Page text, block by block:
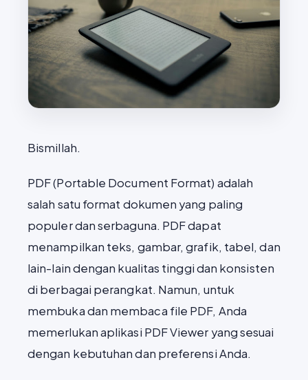
Bismillah.
PDF (Portable Document Format) adalah
salah satu format dokumen yang paling
populer dan serbaguna. PDF dapat
menampilkan teks, gambar, grafik, tabel, dan
lain-lain dengan kualitas tinggi dan konsisten
di berbagai perangkat. Namun, untuk
membuka dan membaca file PDF, Anda
memerlukan aplikasi PDF Viewer yang sesuai
dengan kebutuhan dan preferensi Anda.